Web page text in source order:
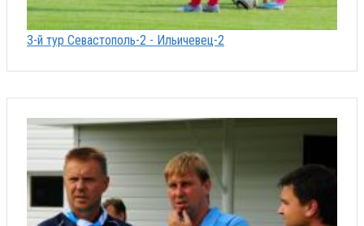
3-й тур Севастополь-2 - Ильичевец-2